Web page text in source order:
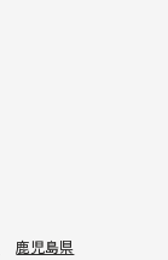
鹿児島県